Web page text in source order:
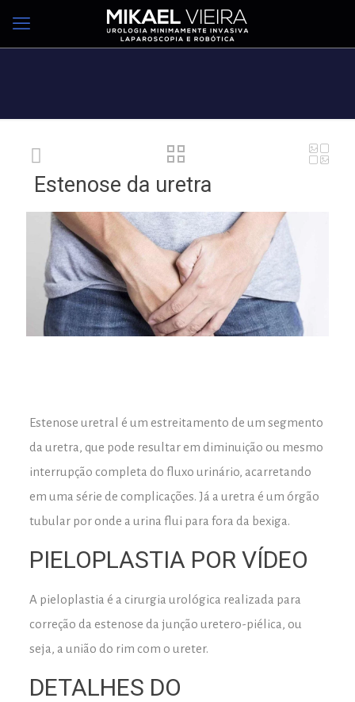
Estenose da uretra
Estenose uretral é um estreitamento de um segmento
da uretra, que pode resultar em diminuição ou mesmo
interrupção completa do fluxo urinário, acarretando
em uma série de complicações. Já a uretra é um órgão
tubular por onde a urina flui para fora da bexiga.
PIELOPLASTIA POR VÍDEO
A pieloplastia é a cirurgia urológica realizada para
correção da estenose da junção uretero-piélica, ou
seja, a união do rim com o ureter.
DETALHES DO